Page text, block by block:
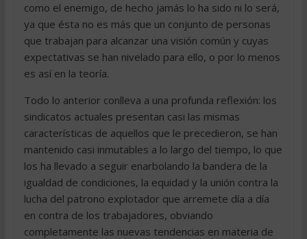
como el enemigo, de hecho jamás lo ha sido ni lo será,
ya que ésta no es más que un conjunto de personas
que trabajan para alcanzar una visión común y cuyas
expectativas se han nivelado para ello, o por lo menos
es así en la teoría.
Todo lo anterior conlleva a una profunda reflexión: los
sindicatos actuales presentan casi las mismas
características de aquellos que le precedieron, se han
mantenido casi inmutables a lo largo del tiempo, lo que
los ha llevado a seguir enarbolando la bandera de la
igualdad de condiciones, la equidad y la unión contra la
lucha del patrono explotador que arremete día a día
en contra de los trabajadores, obviando
completamente las nuevas tendencias en materia de